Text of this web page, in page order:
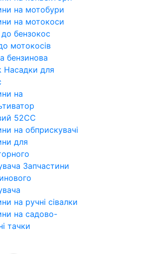
на мотобури
на мотокоси
бензокос
мотокосів
бензинова
Насадки для
на
52СС
на обприскувачі
для
Запчастини
на ручні сівалки
на садово-
тачки